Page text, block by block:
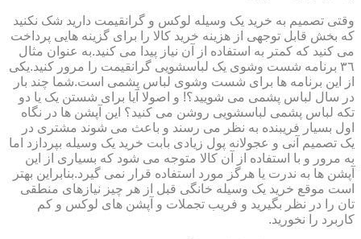
وقتی تصمیم به خرید یک وسیله لوکس و گرانقیمت دارید شک نکنید
که بخش قابل توجهی از هزینه خرید کالا را برای گزینه هایی پرداخت
می کنید که کمتر به استفاده از آن نیاز پیدا می کنید.به عنوان مثال
٣٦ برنامه شست وشوی یک لباسشویی گرانقیمت را مرور کنید.یکی
از این برنامه ها برای شست وشوی لباس پشمی است.شما چند بار
در سال لباس پشمی می شویید؟! و اصولا آیا برای شستن یک یا دو
تکه لباس پشمی لباسشویی روشن می کنید؟ این آپشن ها در نگاه
اول بسیار فریبنده به نظر می رسند و باعث می شوند مشتری در
یک تصمیم آنی و عجولانه پول زیادی بابت خرید یک وسیله بپردازد اما
به مرور و با استفاده از آن کالا متوجه می شود که بسیاری از این
آپشن ها به ندرت یا هرگز مورد استفاده قرار نمی گیرد.بنابراین بهتر
است موقع خرید یک وسیله خانگی قبل از هر چیز نیازهای منطقی
تان را در نظر بگیرید و فریب تجملات و آپشن های لوکس و کم
کاربرد را نخورید.